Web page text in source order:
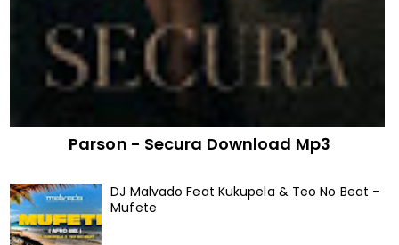
Parson - Secura Download Mp3
DJ Malvado Feat Kukupela & Teo No Beat -
Mufete